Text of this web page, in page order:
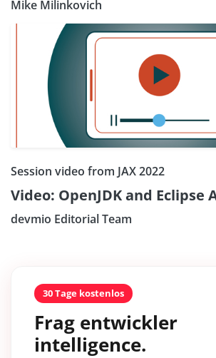
Mike Milinkovich
Session video from JAX 2022
Video: OpenJDK and Eclipse
devmio Editorial Team
30 Tage kostenlos
Frag entwickler
intelligence.